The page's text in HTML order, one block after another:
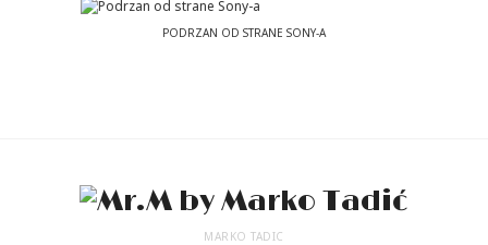
PODRZAN OD STRANE SONY-A
MARKO TADIC